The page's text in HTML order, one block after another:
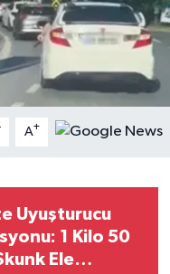
A+
Uyuşturucu
1 Kilo 50
Ele